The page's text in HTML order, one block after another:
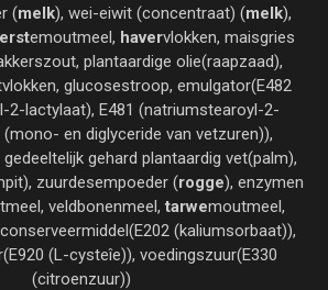
(melk), wei-eiwit (concentraat) (melk),
emoutmeel, havervlokken, maisgries
plantaardige olie(raapzaad),
glucosestroop, emulgator(E482
2-lactylaat), E481 (natriumstearoyl-2-
(mono- en diglyceride van vetzuren)),
gehard plantaardig vet(palm),
zuurdesempoeder (rogge), enzymen
veldbonenmeel,tarwemoutmeel,
(kaliumsorbaat)),
(L-cysteîe)), voedingszuur(E330
(citroenzuur))